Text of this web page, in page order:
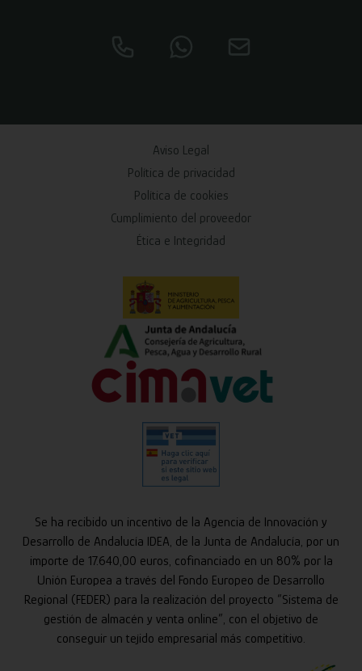
Aviso Legal
Política de privacidad
Política de cookies
Cumplimiento del proveedor
Ética e Integridad
Se ha recibido un incentivo de la Agencia de Innovación y
Desarrollo de Andalucía IDEA, de la Junta de Andalucía, por un
importe de 17.640,00 euros, cofinanciado en un 80% por la
Unión Europea a través del Fondo Europeo de Desarrollo
Regional (FEDER) para la realización del proyecto “Sistema de
gestión de almacén y venta online”, con el objetivo de
conseguir un tejido empresarial más competitivo.